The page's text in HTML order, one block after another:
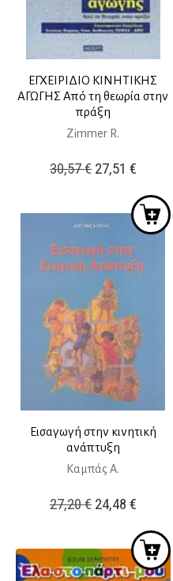
ΕΓΧΕΙΡΙΔΙΟ ΚΙΝΗΤΙΚΗΣ
ΑΓΩΓΗΣ Από τη θεωρία στην
πράξη
Zimmer R.
30,57€ Original
was:
30,57 €.
27,51 €Η
τιμή
είναι:
27,51 €.
Εισαγωγή στην κινητική
ανάπτυξη
Καμπάς Α.
27,20€ Original
was:
27,20 €.
24,48 €Η
τιμή
είναι: